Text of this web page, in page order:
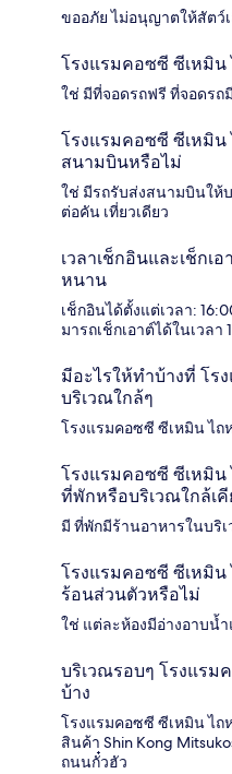
ขออภัย ไม่อนุญาตให้สัตว์
โรงแรมคอซซี ซีเหมิ
ใช่ มีที่จอดรถฟรี ที่จอดรถ
โรงแรมคอซซี ซีเหมิน
สนามบินหรือไม่
ใช่ มีรถรับส่งสนามบินให้
ต่อคัน เที่ยวเดียว
เวลาเช็กอินและเช็กเ
หนาน
เช็กอินได้ตั้งแต่เวลา:
มารถเช็กเอาต์ได้ในเวลา
มีอะไรให้ทำบ้างที่ โร
บริเวณใกล้ๆ
โรงแรมคอซซี ซีเหมิน ไถ
โรงแรมคอซซี ซีเหมิ
ที่พักหรือบริเวณใกล้เคี
มี ที่พักมีร้านอาหารในบริ
โรงแรมคอซซี ซีเหมิ
ร้อนส่วนตัวหรือไม่
ใช่ แต่ละห้องมีอ่างอาบน้
บริเวณรอบๆ โรงแรม
บ้าง
โรงแรมคอซซี ซีเหมิน ไถ
สินค้า Shin Kong
ถนนกั๋วฮัว